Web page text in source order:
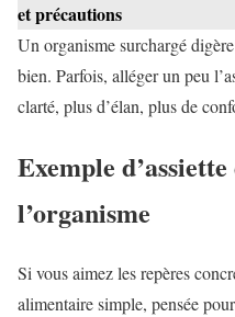
et précautions
Un organisme surchargé
bien. Parfois, alléger un peu
clarté, plus d’élan, plus de
Exemple
l’organisme
Si vous aimez les repères
alimentaire simple, pensée